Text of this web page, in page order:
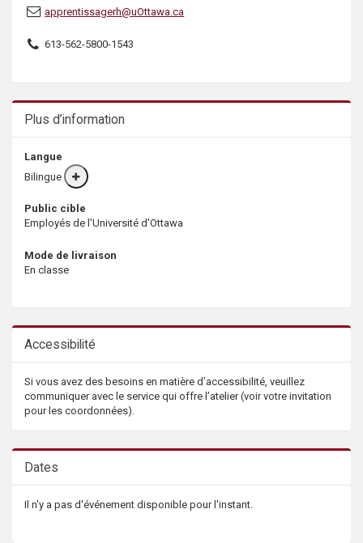
apprentissagerh@uOttawa.ca
613-562-5800-1543
Plus d’information
Langue
Bilingue
More
info
Public cible
Employés de l'Université d'Ottawa
Mode de livraison
En classe
Accessibilité
Si vous avez des besoins en matière d’accessibilité, veuillez
communiquer avec le service qui offre l’atelier (voir votre invitation
pour les coordonnées).
Dates
Il n'y a pas d'événement disponible pour l'instant.